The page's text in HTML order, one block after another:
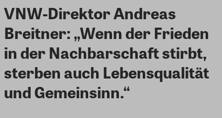
VNW-Direktor Andreas
Breitner: „Wenn der Frieden
in der Nachbarschaft stirbt,
sterben auch Lebensqualität
und Gemeinsinn.“